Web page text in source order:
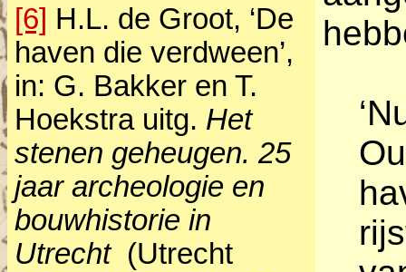
[6] H.L. de Groot, ‘De
haven die verdween’,
in: G. Bakker en T.
Hoekstra uitg. Het
stenen geheugen. 25
jaar archeologie en
bouwhistorie in
Utrecht (Utrecht